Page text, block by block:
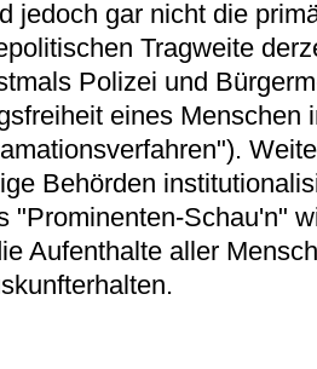
jedoch gar nicht die
Tragweite
Polizei und
eines Menschen
Behörden
"Prominenten-Schau'n"
Aufenthalte aller